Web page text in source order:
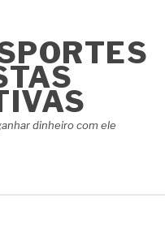
dinheiro com ele